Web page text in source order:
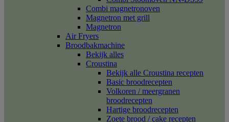
Combi magnetronoven
Magnetron met grill
Magnetron
Air Fryers
Broodbakmachine
Bekijk alles
Croustina
Bekijk alle Croustina recepten
Basic broodrecepten
Volkoren / meergranen
broodrecepten
Hartige broodrecepten
Zoete brood / cake recepten